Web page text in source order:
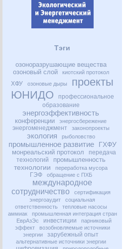
Тэги
озоноразрушающие вещества
озоновый слой
киотский протокол
ХФУ озоновые дыры
проекты
ЮНИДО
профессиональное
образование
энергоэффективность
конференции энергосбережение
энергоменеджмент законопроекты
экология рыболовство
промышленное развитие ГХФУ
монреальский протокол
передача
технологий
промышленность
технологии переработка мусора
ГЭФ обращение с ПХБ
международное
сотрудничество
сертификация
энергоаудит
социальная
ответственность
тепловые насосы
аммиак
промышленная интеграция стран
ЕврАзЭс
инвестиции
парниковый
эффект
возобновляемые источники
энергии
зарубежный опыт
альтернативные источники энергии